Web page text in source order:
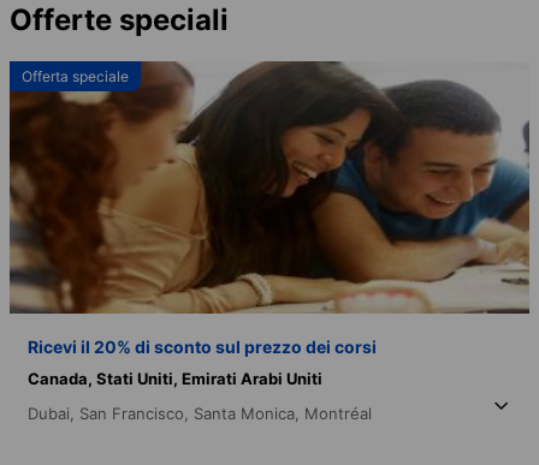
Offerte speciali
Offerta speciale
Ricevi il 20% di sconto sul prezzo dei corsi
Canada, Stati Uniti, Emirati Arabi Uniti
Dubai, San Francisco, Santa Monica, Montréal